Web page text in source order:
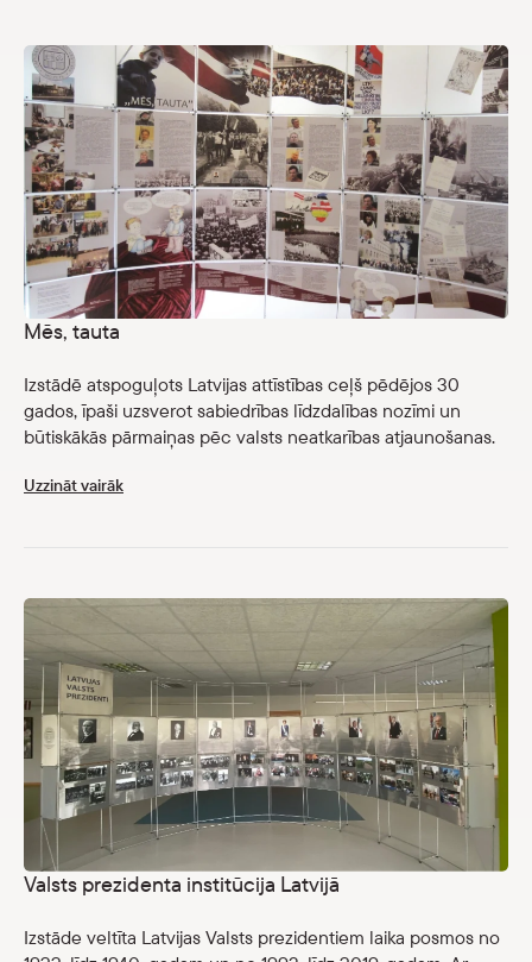
Mēs, tauta
Izstādē atspoguļots Latvijas attīstības ceļš pēdējos 30
gados, īpaši uzsverot sabiedrības līdzdalības nozīmi un
būtiskākās pārmaiņas pēc valsts neatkarības atjaunošanas.
Uzzināt vairāk
Valsts prezidenta institūcija Latvijā
Izstāde veltīta Latvijas Valsts prezidentiem laika posmos no